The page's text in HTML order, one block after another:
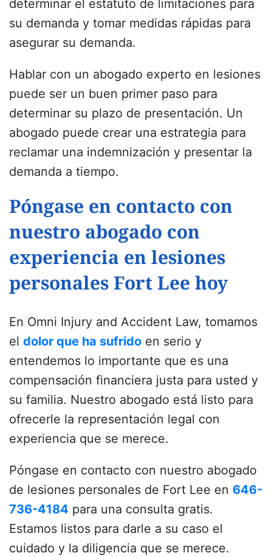
determinar el estatuto de limitaciones para
su demanda y tomar medidas rápidas para
asegurar su demanda.
Hablar con un abogado experto en lesiones
puede ser un buen primer paso para
determinar su plazo de presentación. Un
abogado puede crear una estrategia para
reclamar una indemnización y presentar la
demanda a tiempo.
Póngase en contacto con
nuestro abogado con
experiencia en lesiones
personales Fort Lee hoy
En Omni Injury and Accident Law, tomamos
el dolor que ha sufrido en serio y
entendemos lo importante que es una
compensación financiera justa para usted y
su familia. Nuestro abogado está listo para
ofrecerle la representación legal con
experiencia que se merece.
Póngase en contacto con nuestro abogado
de lesiones personales de Fort Lee en 646-
736-4184 para una consulta gratis.
Estamos listos para darle a su caso el
cuidado y la diligencia que se merece.